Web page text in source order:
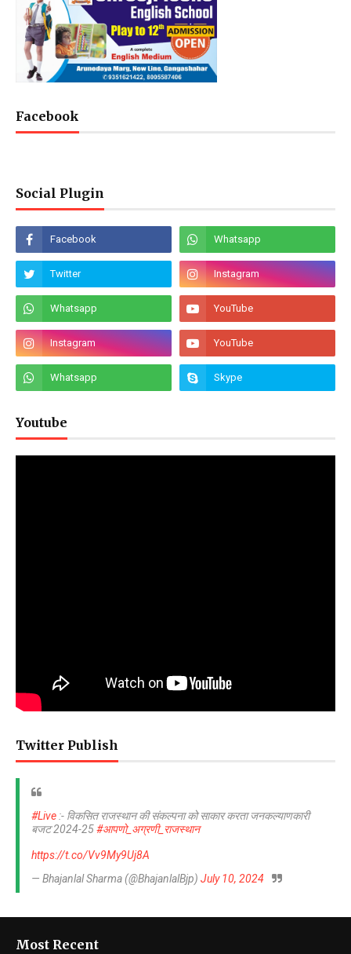
Facebook
Social Plugin
Youtube
Twitter Publish
#Live :- विकसित राजस्थान की संकल्पना को साकार करता जनकल्याणकारी
बजट 2024-25#आपणो_अग्रणी_राजस्थान
https://t.co/Vv9My9Uj8A
— Bhajanlal Sharma (@BhajanlalBjp) July 10, 2024
Most Recent